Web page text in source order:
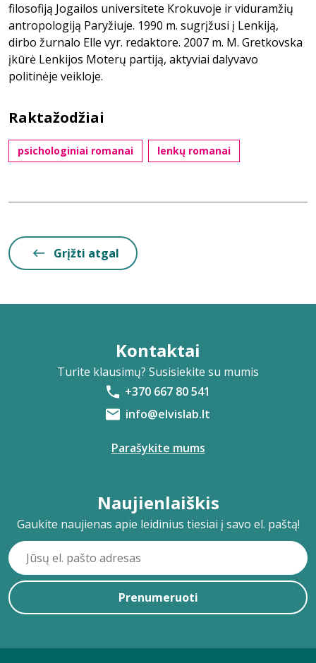
filosofiją Jogailos universitete Krokuvoje ir viduramžių
antropologiją Paryžiuje. 1990 m. sugrįžusi į Lenkiją,
dirbo žurnalo Elle vyr. redaktore. 2007 m. M. Gretkovska
įkūrė Lenkijos Moterų partiją, aktyviai dalyvavo
politinėje veikloje.
Raktažodžiai
psichologiniai romanai lenkų romanai
Grįžti atgal
Kontaktai
Turite klausimų? Susisiekite su mumis
+370 667 80 541
info@elvislab.lt
Parašykite mums
Naujienlaiškis
Gaukite naujienas apie leidinius tiesiai į savo el. paštą!
Prenumeruoti